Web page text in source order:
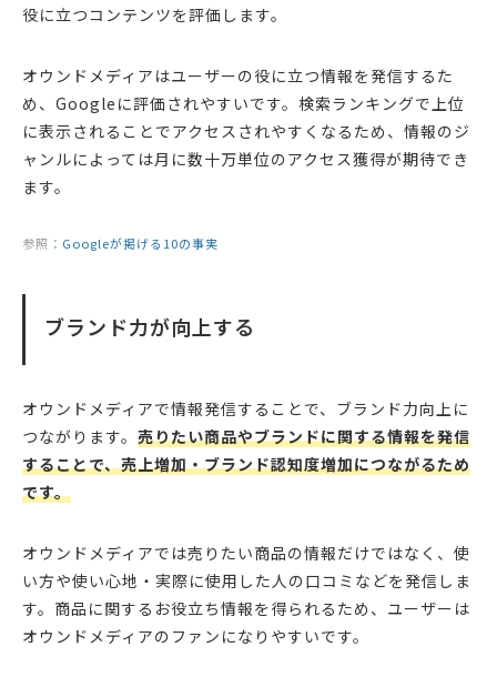
役に立つコンテンツを評価します。
オウンドメディアはユーザーの役に立つ情報を発信するた
め、Googleに評価されやすいです。検索ランキングで上位
に表示されることでアクセスされやすくなるため、情報のジ
ャンルによっては月に数十万単位のアクセス獲得が期待でき
ます。
参照： Googleが掲げる10の事実
ブランド力が向上する
オウンドメディアで情報発信することで、ブランド力向上に
つながります。 売りたい商品やブランドに関する情報を発信
することで、売上増加・ブランド認知度増加につながるため
です。
オウンドメディアでは売りたい商品の情報だけではなく、使
い方や使い心地・実際に使用した人の口コミなどを発信しま
す。商品に関するお役立ち情報を得られるため、ユーザーは
オウンドメディアのファンになりやすいです。